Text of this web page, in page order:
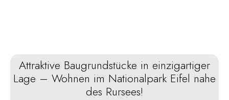
Attraktive Baugrundstücke in einzigartiger
Lage – Wohnen im Nationalpark Eifel nahe
des Rursees!